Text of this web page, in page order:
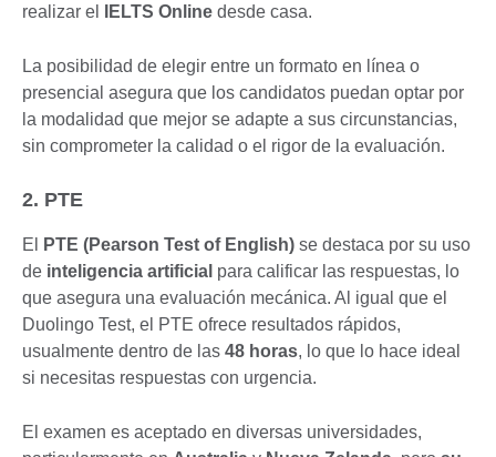
realizar el
IELTS Online desde casa.
La posibilidad de elegir entre un formato en línea o
presencial asegura que los candidatos puedan optar por
la modalidad que mejor se adapte a sus circunstancias,
sin comprometer la calidad o el rigor de la evaluación.
2. PTE
El PTE (Pearson Test of English) se destaca por su uso
de inteligencia artificial para calificar las respuestas, lo
que asegura una evaluación mecánica. Al igual que el
Duolingo Test, el PTE ofrece resultados rápidos,
usualmente dentro de las 48 horas, lo que lo hace ideal
si necesitas respuestas con urgencia.
El examen es aceptado en diversas universidades,